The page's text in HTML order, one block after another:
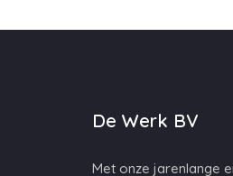
De Werk BV
Met onze jarenlange